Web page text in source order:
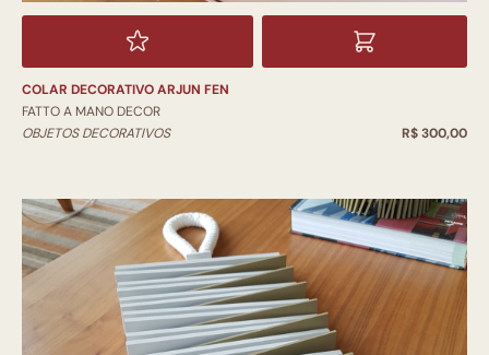
COLAR DECORATIVO ARJUN FEN
FATTO A MANO DECOR
OBJETOS DECORATIVOS
R$ 300,00